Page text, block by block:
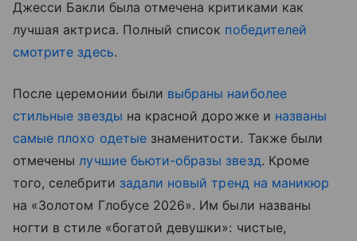
Джесси Бакли была отмечена критиками как
лучшая актриса. Полный список победителей
смотрите здесь.
После церемонии были выбраны наиболее
стильные звезды на красной дорожке и названы
самые плохо одетыезнаменитости. Также были
отмеченылучшие бьюти-образы звезд. Кроме
того, селебрити задали новый тренд на маникюр
на «Золотом Глобусе 2026». Им были названы
ногти в стиле «богатой девушки»: чистые,